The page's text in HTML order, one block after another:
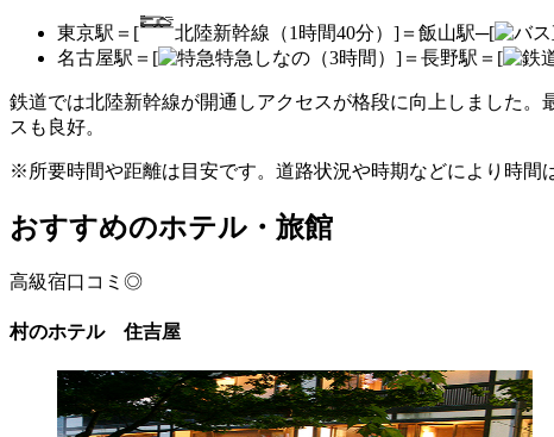
東京駅＝[ 北陸新幹線（1時間40分）]＝飯山駅─[
名古屋駅＝[
特急しなの（3時間）]＝長野駅＝[
鉄道では北陸新幹線が開通しアクセスが格段に向上しました
スも良好。
※所要時間や距離は目安です。道路状況や時期などにより時間
おすすめのホテル・旅館
高級宿口コミ◎
村のホテル 住吉屋